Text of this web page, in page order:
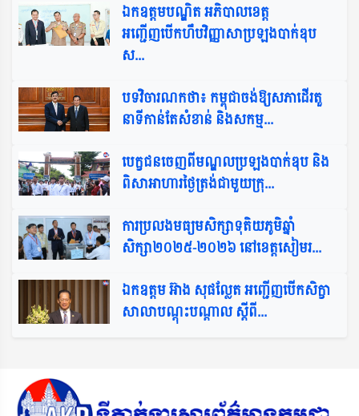
ឯកឧត្តមបណ្ឌិត អភិបាលខេត្ត
អញ្ជើញបើកហឹបវិញ្ញាសាប្រឡងបាក់ឌុប
ស...
បទវិចារណកថា៖ កម្ពុជាចង់ឱ្យសភាដើរតួ
នាទីកាន់តែសំខាន់ និងសកម្ម...
បេក្ខជនចេញពីមណ្ឌលប្រឡងបាក់ឌុប និង
ពិសាអាហារថ្ងៃត្រង់ជាមួយក្រុ...
ការប្រលងមធ្យមសិក្សាទុតិយភូមិឆ្នាំ
សិក្សា២០២៥-២០២៦ នៅខេត្តសៀមរ...
ឯកឧត្តម អ៊ាង សុផល្លែត អញ្ជើញបើកសិក្ខា
សាលាបណ្តុះបណ្តាល ស្តីពី...